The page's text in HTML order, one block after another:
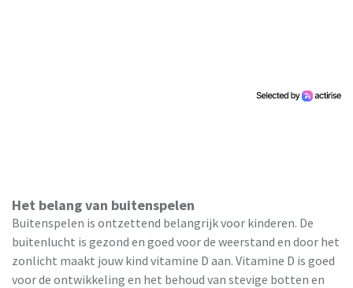
Het belang van buitenspelen
Buitenspelen is ontzettend belangrijk voor kinderen. De
buitenlucht is gezond en goed voor de weerstand en door het
zonlicht maakt jouw kind vitamine D aan. Vitamine D is goed
voor de ontwikkeling en het behoud van stevige botten en